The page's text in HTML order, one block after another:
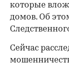
которые
домов. Об
Сейчас